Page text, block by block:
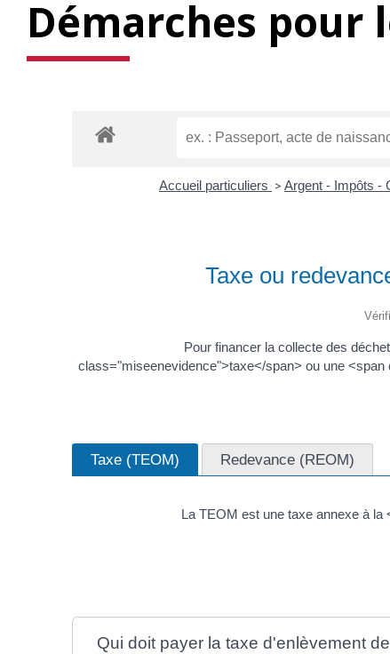
Démarches pour
Accueil particuliers > Argent - Impôts -
Taxe ou
Pour financer la collecte des
class="miseenevidence">taxe</span> ou une
Taxe (TEOM) Redevance (REOM)
La TEOM est une taxe annexe à
Qui doit payer la taxe d'enlèvement